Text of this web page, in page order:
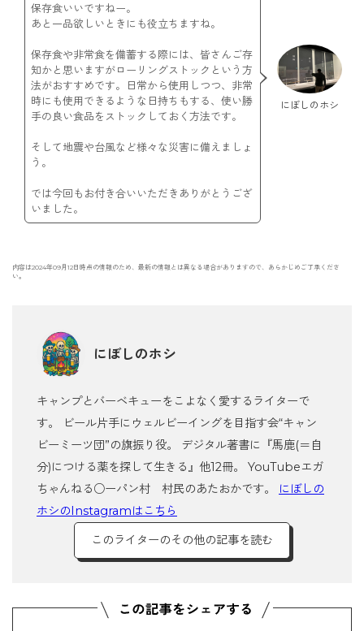
にぼしのホシ
保存食いいですねー。
あと一品欲しいときにも役立ちますね。
保存食や非常食を備蓄する際には、皆さんご存
知かと思いますがローリングストックという方
法がおすすめです。日常から使用しつつ、非常
時にも使用できるような日持ちもする、使い勝
手の良い食品をストックしておく方法です。
そして地震や台風など様々な災害に備えましょ
う。
では今回もお付き合いいただきありがとうござ
いました。
内容は2024年09月12日時点の情報のため、最新の情報とは異なる場合がありますので、あらかじめご了承くださ
い。
にぼしのホシ
キャンプとバーベキューをこよなく愛するライターで
す。 ビール片手にウェルビーイングを目指す会“キャン
ビーミーツ団”の旗振り役。 デジタル著書に『馬鹿(＝自
分)につける薬を探して生きる』他12冊。 YouTubeエガ
ちゃんねる○ーパン村 村民のあたおかです。
にぼしの
ホシのInstagramはこちら
このライターのその他の記事を読む